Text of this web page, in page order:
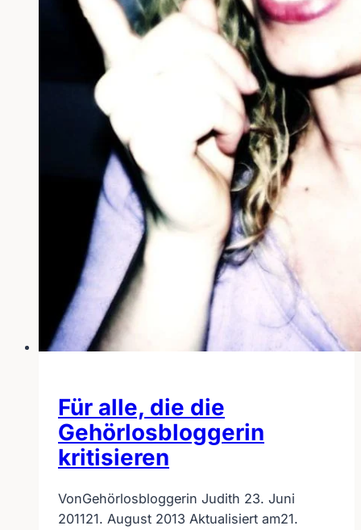
Für alle, die die
Gehörlosbloggerin
kritisieren
VonGehörlosbloggerin Judith 23. Juni
201121. August 2013 Aktualisiert am21.